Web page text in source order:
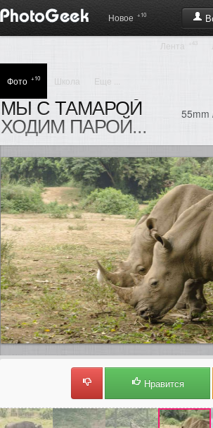
Новое +10
Лента +43
Фото +10 Школа Еще ...
МЫ С ТАМАРОЙ
ХОДИМ ПАРОЙ...
55mm
Нравится